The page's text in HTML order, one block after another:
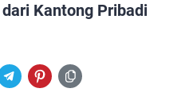
Kantong Pribadi